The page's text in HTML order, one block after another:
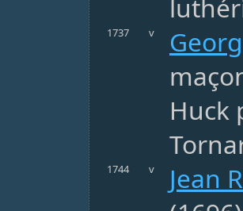
1737 v
Huck
1744 v
Jean